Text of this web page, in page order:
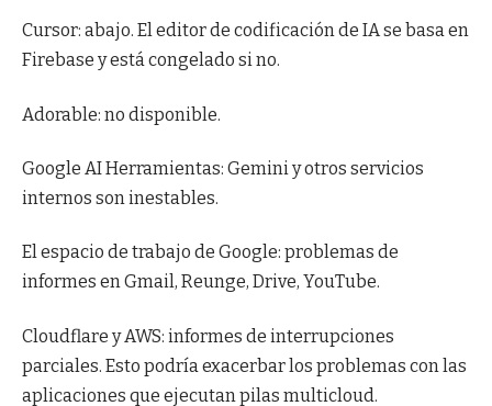
Cursor: abajo. El editor de codificación de IA se basa en
Firebase y está congelado si no.
Adorable: no disponible.
Google AI Herramientas: Gemini y otros servicios
internos son inestables.
El espacio de trabajo de Google: problemas de
informes en Gmail, Reunge, Drive, YouTube.
Cloudflare y AWS: informes de interrupciones
parciales. Esto podría exacerbar los problemas con las
aplicaciones que ejecutan pilas multicloud.